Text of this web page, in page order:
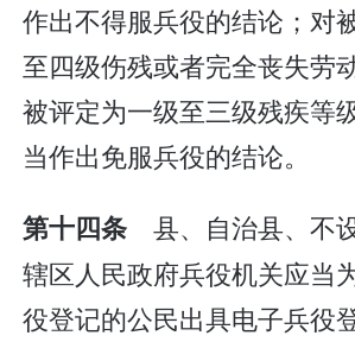
作出不得服兵役的结论；对
至四级伤残或者完全丧失劳
被评定为一级至三级残疾等
当作出免服兵役的结论。
第十四条县、自治县、不
辖区人民政府兵役机关应当
役登记的公民出具电子兵役